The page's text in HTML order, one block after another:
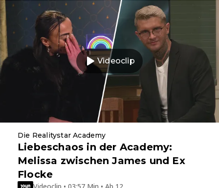
Videoclip
Die Realitystar Academy
Liebeschaos in der Academy:
Melissa zwischen James und Ex
Flocke